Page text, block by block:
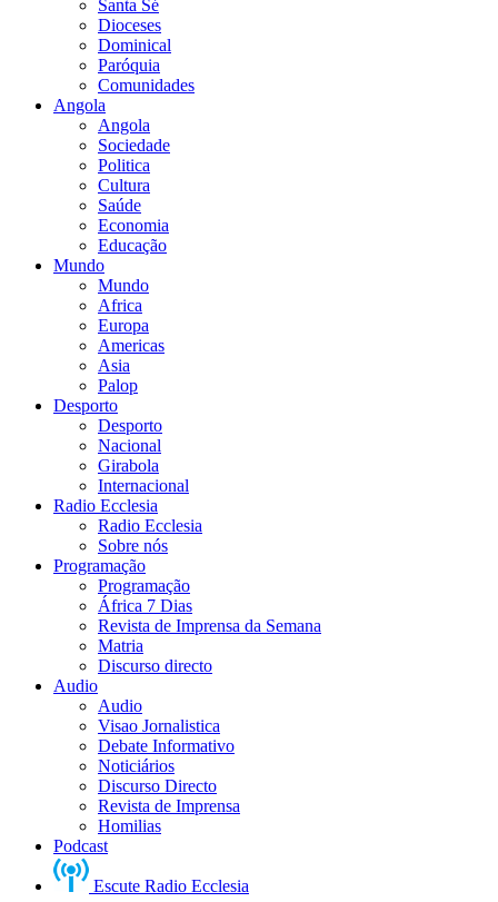
Santa Sé
Dioceses
Dominical
Paróquia
Comunidades
Angola
Angola
Sociedade
Politica
Cultura
Saúde
Economia
Educação
Mundo
Mundo
Africa
Europa
Americas
Asia
Palop
Desporto
Desporto
Nacional
Girabola
Internacional
Radio Ecclesia
Radio Ecclesia
Sobre nós
Programação
Programação
África 7 Dias
Revista de Imprensa da Semana
Matria
Discurso directo
Audio
Audio
Visao Jornalistica
Debate Informativo
Noticiários
Discurso Directo
Revista de Imprensa
Homilias
Podcast
Escute Radio Ecclesia